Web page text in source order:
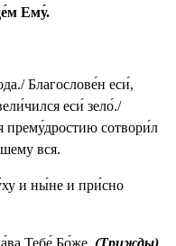
Ему́.
Благослове́н еси́,
еси́ зело́./
прему́дростию сотвори́л
вся.
и ны́не и при́сно
Тебе́ Бо́же. (Трижды)